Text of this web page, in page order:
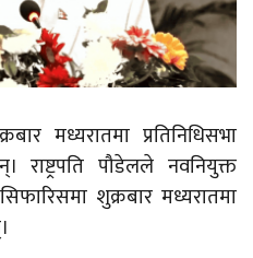
मध्यरातमा प्रतिनिधिसभा
पौडेलले नवनियुक्त
शुक्रबार मध्यरातमा